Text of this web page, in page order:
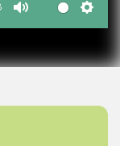
Mute